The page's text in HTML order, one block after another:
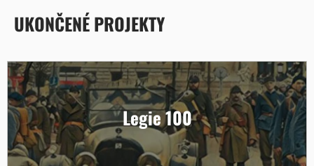
UKONČENÉ PROJEKTY
Legie 100